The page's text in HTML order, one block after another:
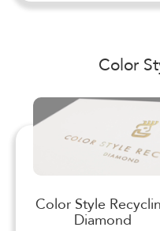
Color
Color Style
Diamond